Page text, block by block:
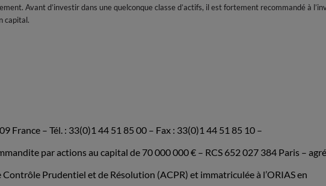
Avant d’investir dans une quelconque classe d’actifs, il est fortement recommandé à
capital.
France – Tél. : 33(0)1 44 51 85 00 – Fax : 33(0)1 44 51 85 10 –
par actions au capital de 70 000 000 € – RCS 652 027 384 Paris –
Prudentiel et de Résolution (ACPR) et immatriculée à l’ORIAS en